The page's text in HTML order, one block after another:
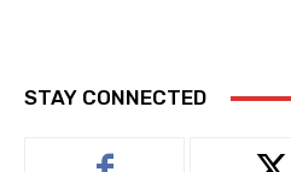
STAY CONNECTED